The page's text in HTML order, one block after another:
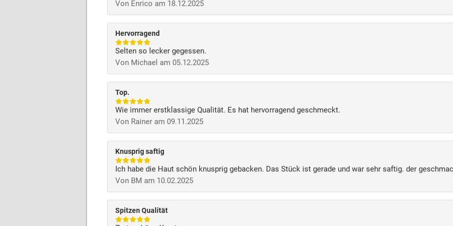
Von Enrico am 18.12.2025
Hervorragend
Selten so lecker gegessen.
Von Michael am 05.12.2025
Top.
Wie immer erstklassige Qualität. Es hat hervorragend geschmeckt.
Von Rainer am 09.11.2025
Knusprig saftig
Ich habe die Haut schön knusprig gebacken. Das Stück ist gerade und war sehr saftig. der
Von BM am 10.02.2025
Spitzen Qualität